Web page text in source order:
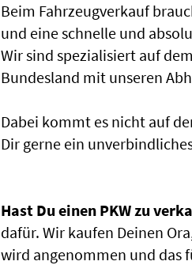
Beim Fahrzeugverkauf
und eine schnelle und
Wir sind spezialisiert auf
Bundesland mit unseren
Dabei kommt es nicht auf
Dir gerne ein
Hast Du einen PKW zu
dafür. Wir kaufen Deinen
wird angenommen und das